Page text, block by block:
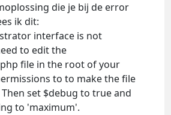
die je bij de error
ik dit:
interface is not
to edit the
file in the root of your
to to make the file
set $debug to true and
to 'maximum'.